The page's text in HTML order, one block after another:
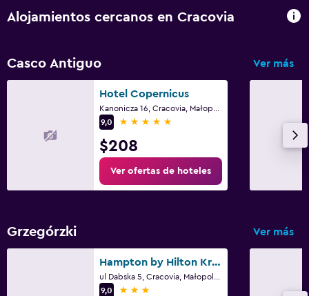
Lavandería
Alojamientos cercanos en Cracovia
Casco Antiguo Ver más
Hotel Copernicus
9,0
5 estrellas
$208
Ver ofertas de hoteles
Grzegórzki Ver más
Hampton by Hilton Krakow
9,0
3 estrellas